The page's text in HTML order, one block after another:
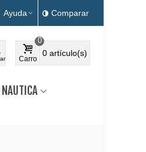
Ayuda Comparar
Carro
0
0 artículo(s)
NAUTICA